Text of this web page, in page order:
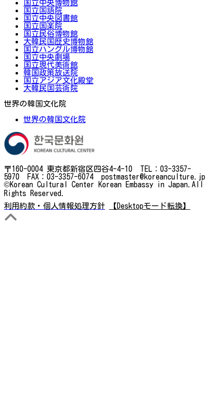
国立中央博物館
国立国語院
国立中央図書館
国立国楽院
国立民俗博物館
大韓民国歴史博物館
国立ハングル博物館
国立中央劇場
国立現代美術館
韓国政策放送院
国立アジア文化殿堂
大韓民国芸術院
世界の韓国文化院
世界の韓国文化院
〒160-0004 東京都新宿区四谷4-4-10 TEL：03-3357-
5970 FAX：03-3357-6074 postmaster@koreanculture.jp
©Korean Cultural Center Korean Embassy in Japan.All
Rights Reserved.
利用約款・個人情報処理方針
【Desktopモード転換】